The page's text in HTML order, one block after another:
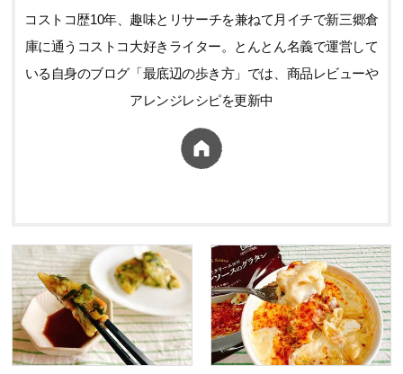
コストコ歴10年、趣味とリサーチを兼ねて月イチで新三郷倉
庫に通うコストコ大好きライター。とんとん名義で運営して
いる自身のブログ「最底辺の歩き方」では、商品レビューや
アレンジレシピを更新中